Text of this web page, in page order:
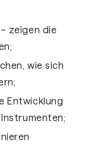
– zeigen die
wie sich
Entwicklung